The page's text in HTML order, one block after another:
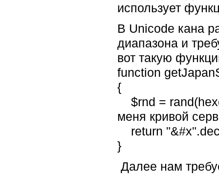
использует
В Unicode кана
диапазона и
вот такую
function
{
$rnd =
меня кривой
return
}
Далее нам